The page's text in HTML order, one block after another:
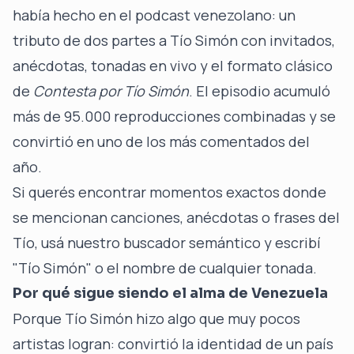
había hecho en el podcast venezolano: un
tributo de dos partes a Tío Simón con invitados,
anécdotas, tonadas en vivo y el formato clásico
de Contesta por Tío Simón. El episodio acumuló
más de 95.000 reproducciones combinadas y se
convirtió en uno de los más comentados del
año.
Si querés encontrar momentos exactos donde
se mencionan canciones, anécdotas o frases del
Tío, usá nuestro buscador semántico y escribí
"Tío Simón" o el nombre de cualquier tonada.
Por qué sigue siendo el alma de Venezuela
Porque Tío Simón hizo algo que muy pocos
artistas logran: convirtió la identidad de un país